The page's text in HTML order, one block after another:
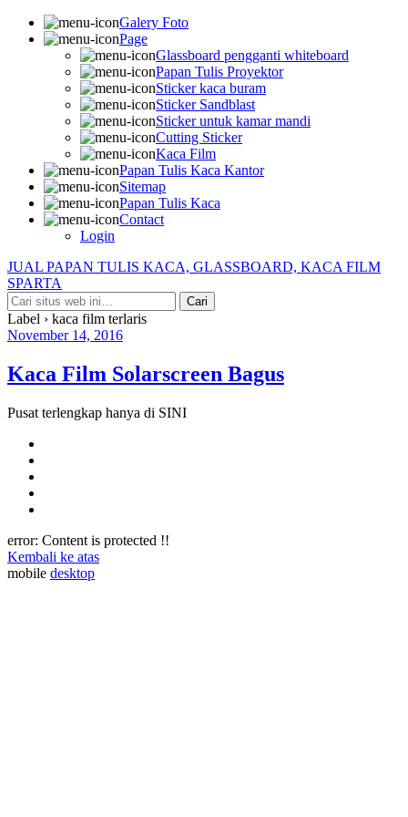
Galery Foto
Page
Glassboard pengganti whiteboard
Papan Tulis Proyektor
Sticker kaca buram
Sticker Sandblast
Sticker untuk kamar mandi
Cutting Sticker
Kaca Film
Papan Tulis Kaca Kantor
Sitemap
Papan Tulis Kaca
Contact
Login
JUAL PAPAN TULIS KACA, GLASSBOARD, KACA FILM
SPARTA
Label › kaca film terlaris
November 14, 2016
Kaca Film Solarscreen Bagus
Pusat terlengkap hanya di SINI
error: Content is protected !!
Kembali ke atas
mobile desktop